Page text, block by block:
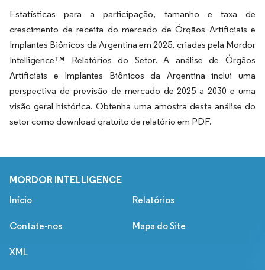
Estatísticas para a participação, tamanho e taxa de
crescimento de receita do mercado de Órgãos Artificiais e
Implantes Biônicos da Argentina em 2025, criadas pela Mordor
Intelligence™ Relatórios do Setor. A análise de Órgãos
Artificiais e Implantes Biônicos da Argentina inclui uma
perspectiva de previsão de mercado de 2025 a 2030 e uma
visão geral histórica. Obtenha uma amostra desta análise do
setor como download gratuito de relatório em PDF.
MORDOR INTELLIGENCE
Início Relatórios
Contate-nos Mapa do Site
XML